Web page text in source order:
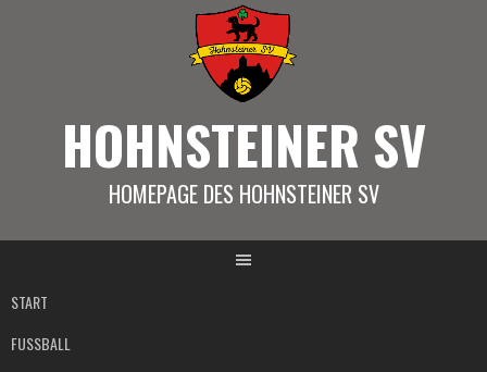
HOHNSTEINER SV
HOMEPAGE DES HOHNSTEINER SV
START
FUSSBALL